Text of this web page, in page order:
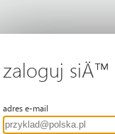
zaloguj siÄ™
adres e-mail